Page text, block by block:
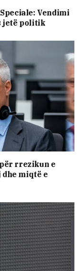
Vendimi
jetë politik
rrezikun e
miqtë e